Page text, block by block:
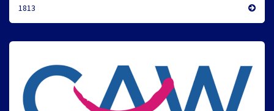
1813